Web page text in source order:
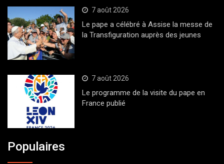
7 août 2026
Le pape a célébré à Assise la messe de
la Transfiguration auprès des jeunes
7 août 2026
Le programme de la visite du pape en
France publié
Populaires